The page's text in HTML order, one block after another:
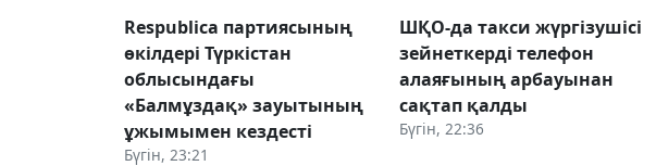
Respublica партиясының
өкілдері Түркістан
облысындағы
«Балмұздақ» зауытының
ұжымымен кездесті
Бүгін, 23:21
ШҚО-да такси жүргізушісі
зейнеткерді телефон
алаяғының арбауынан
сақтап қалды
Бүгін, 22:36